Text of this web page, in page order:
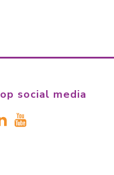
social media